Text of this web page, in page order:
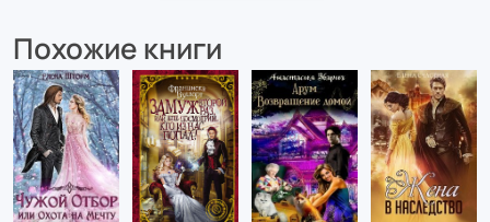
Похожие книги